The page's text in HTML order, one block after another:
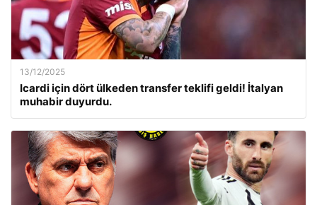
13/12/2025
Icardi için dört ülkeden transfer teklifi geldi! İtalyan
muhabir duyurdu.